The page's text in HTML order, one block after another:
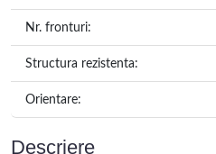
Nr. fronturi:
Structura rezistenta:
Orientare:
Descriere